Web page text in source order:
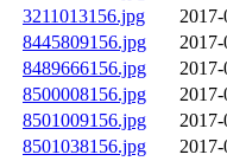
3211013156.jpg
8445809156.jpg
8489666156.jpg
8500008156.jpg
8501009156.jpg
8501038156.jpg